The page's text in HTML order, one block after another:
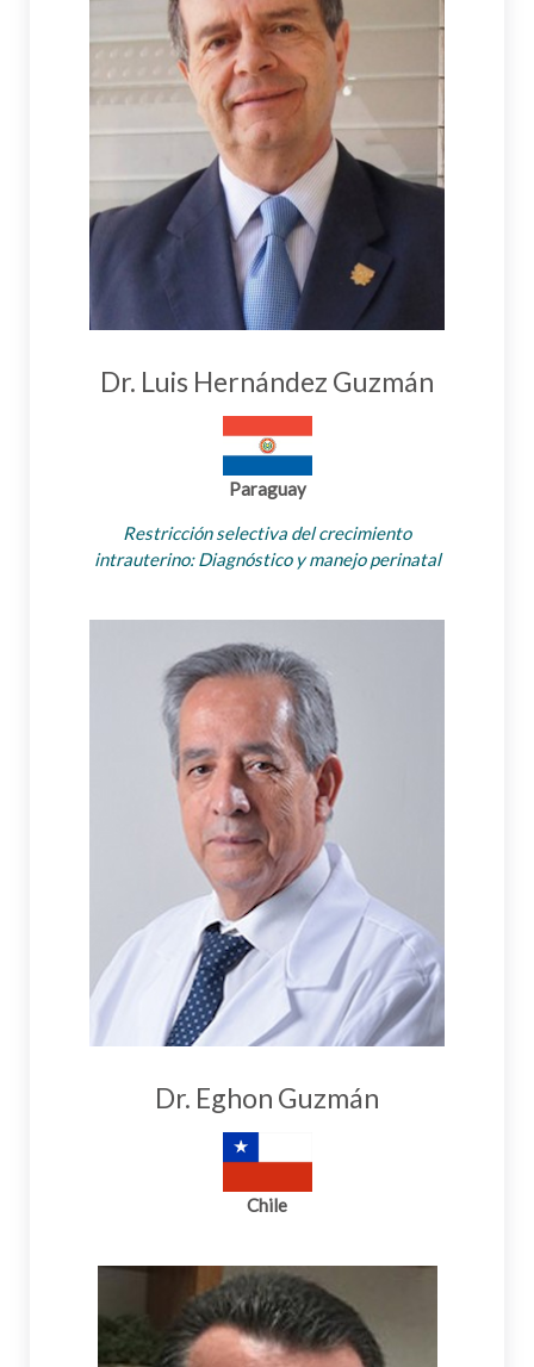
Dr. Luis Hernández Guzmán
Paraguay
Restricción selectiva del crecimiento
intrauterino: Diagnóstico y manejo perinatal
Dr. Eghon Guzmán
Chile